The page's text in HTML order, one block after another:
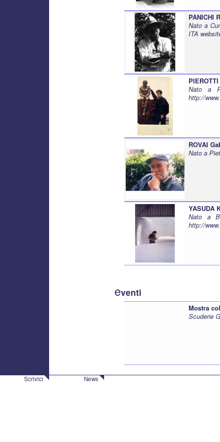
PANICHI
Nato a
ITA
Nato a
http://
ROVAI
Nato a
YASUDA
Nato a
http://
eventi
Mostra
Scuderie
Scrivici News